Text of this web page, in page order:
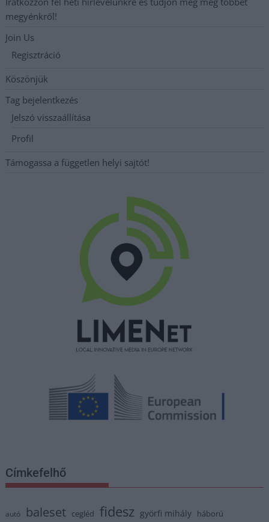
megyénkről!
Join Us
Regisztráció
Köszönjük
Tag bejelentkezés
Jelszó visszaállítása
Profil
Támogassa a független helyi sajtót!
Címkefelhő
autó baleset cegléd fidesz györfi mihály háború